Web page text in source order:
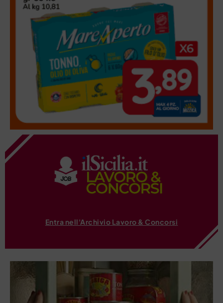
Entra nell'Archivio Lavoro & Concorsi